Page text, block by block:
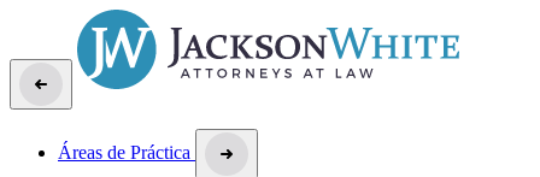
Áreas de Práctica